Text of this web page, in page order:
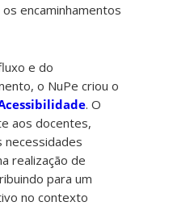
encaminhamentos
e do
o NuPe criou o
. O
aos docentes,
necessidades
realização de
para um
no contexto